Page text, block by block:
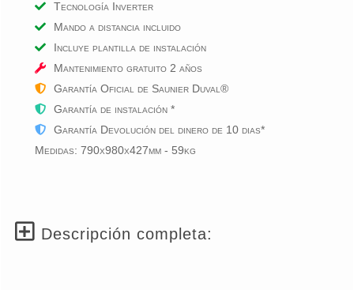
Tecnología Inverter
Mando a distancia incluido
Incluye plantilla de instalación
Mantenimiento gratuito 2 años
Garantía Oficial de Saunier Duval®
Garantía de instalación *
Garantía Devolución del dinero de 10 dias*
Medidas: 790x980x427mm - 59kg
Descripción completa: